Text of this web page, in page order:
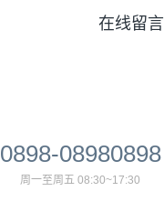
在线留言
0898-08980898
周一至周五 08:30~17:30